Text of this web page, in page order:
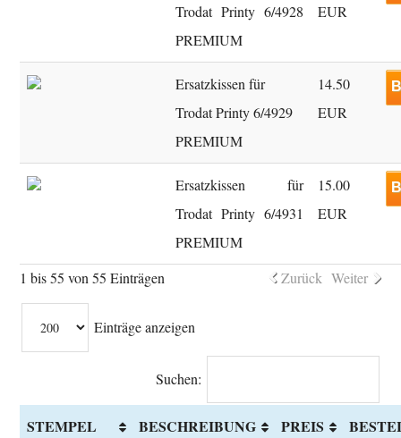
Trodat Printy 6/4928
PREMIUM
EUR
Ersatzkissen für
Trodat Printy 6/4929
PREMIUM
14.50
EUR
Ersatzkissen für
Trodat Printy 6/4931
PREMIUM
15.00
EUR
1 bis 55 von 55 Einträgen Zurück Weiter
Einträge anzeigen
Suchen:
STEMPEL BESCHREIBUNG PREIS